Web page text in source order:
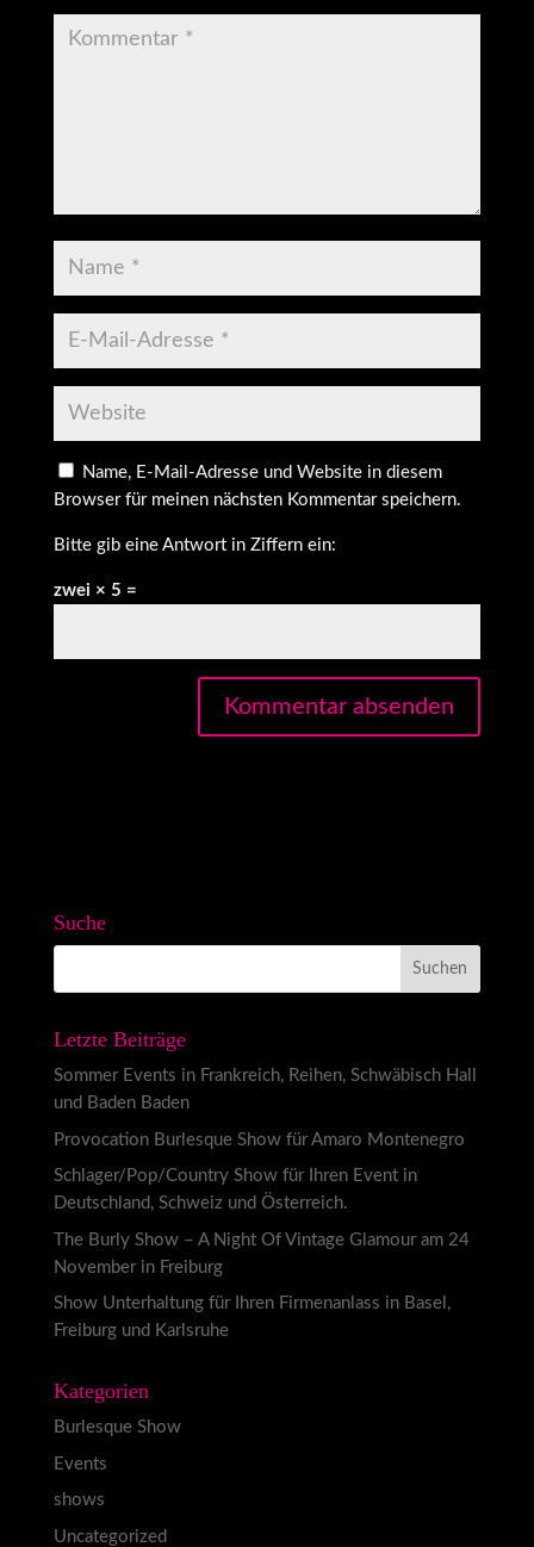
Name, E-Mail-Adresse und Website in diesem
Browser für meinen nächsten Kommentar speichern.
Bitte gib eine Antwort in Ziffern ein:
zwei × 5 =
Suche
Letzte Beiträge
Sommer Events in Frankreich, Reihen, Schwäbisch Hall
und Baden Baden
Provocation Burlesque Show für Amaro Montenegro
Schlager/Pop/Country Show für Ihren Event in
Deutschland, Schweiz und Österreich.
The Burly Show – A Night Of Vintage Glamour am 24
November in Freiburg
Show Unterhaltung für Ihren Firmenanlass in Basel,
Freiburg und Karlsruhe
Kategorien
Burlesque Show
Events
shows
Uncategorized